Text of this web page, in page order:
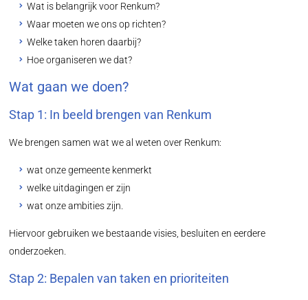
Wat is belangrijk voor Renkum?
Waar moeten we ons op richten?
Welke taken horen daarbij?
Hoe organiseren we dat?
Wat gaan we doen?
Stap 1: In beeld brengen van Renkum
We brengen samen wat we al weten over Renkum:
wat onze gemeente kenmerkt
welke uitdagingen er zijn
wat onze ambities zijn.
Hiervoor gebruiken we bestaande visies, besluiten en eerdere
onderzoeken.
Stap 2: Bepalen van taken en prioriteiten